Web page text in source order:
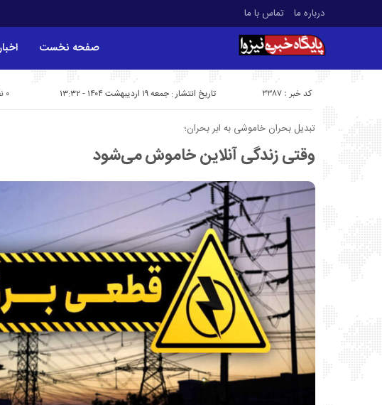
درباره ما تماس با ما
صفحه نخست
تاریخ انتشار : جمعه ۱۹ اردیبهشت ۱۴۰۴ - ۱۳:۳۲ کد خبر : 3387 ۰ نظر
تبدیل بحران خاموشی به ابر بحران؛
وقتی زندگی آنلاین خاموش می‌شود